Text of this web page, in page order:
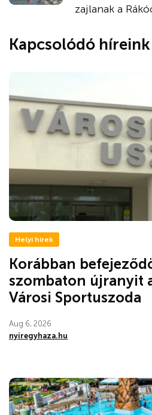
zajlanak a
Kapcsolódó híreink
Helyi hírek
Korábban
szombaton újranyit
Városi Sportuszoda
Aug 6, 2026
nyiregyhaza.hu